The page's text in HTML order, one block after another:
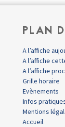
PLAN
A l’affiche
A l’affiche
A l’affiche
Grille horaire
Evènements
Infos
Mentions
Accueil